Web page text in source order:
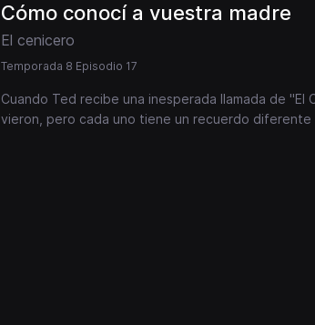
Cómo conocí a vuestra madre
El cenicero
Temporada 8 Episodio 17
Cuando Ted recibe una inesperada llamada de
vieron, pero cada uno tiene un recuerdo